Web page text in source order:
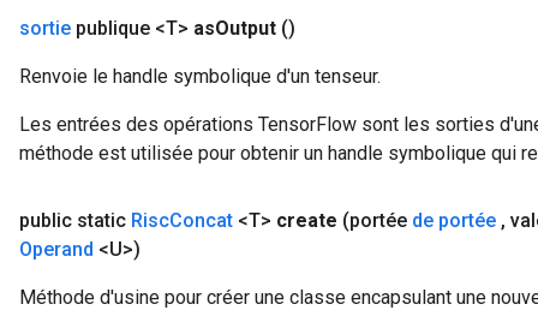
sortie publique <T> asOutput ()
Renvoie le handle symbolique d'un tenseur.
Les entrées des opérations TensorFlow sont les sorties
méthode est utilisée pour obtenir un handle symbolique qui
public static RiscConcat <T> create (portée de portée ,
Operand <U>)
Méthode d'usine pour créer une classe encapsulant une